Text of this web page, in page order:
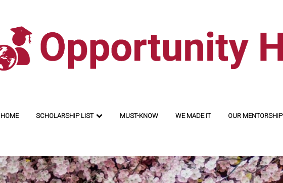
HOME SCHOLARSHIP LIST MUST-KNOW WE MADE IT OUR MENTORSHIP